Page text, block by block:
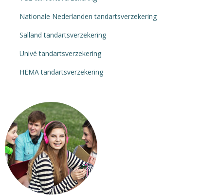
Nationale Nederlanden tandartsverzekering
Salland tandartsverzekering
Univé tandartsverzekering
HEMA tandartsverzekering